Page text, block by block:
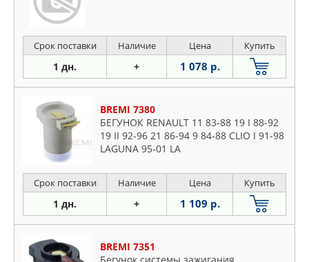
Срок поставки Наличие Цена Купить
1 дн. + 1 078 р.
BREMI 7380
БЕГУНОК RENAULT 11 83-88 19 I 88-92
19 II 92-96 21 86-94 9 84-88 CLIO I 91-98
LAGUNA 95-01 LA
Срок поставки Наличие Цена Купить
1 дн. + 1 109 р.
BREMI 7351